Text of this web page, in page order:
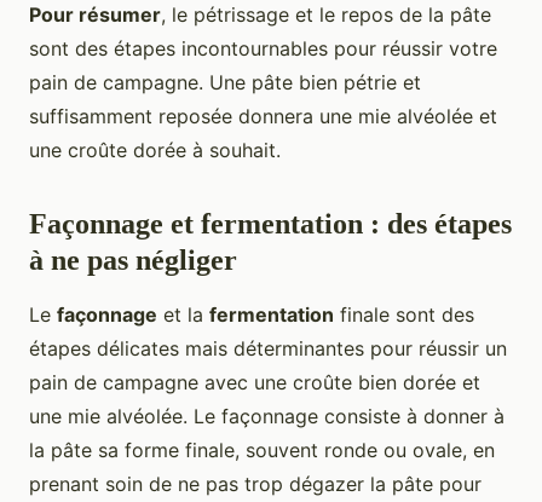
Pour résumer, le pétrissage et le repos de la pâte
sont des étapes incontournables pour réussir votre
pain de campagne. Une pâte bien pétrie et
suffisamment reposée donnera une mie alvéolée et
une croûte dorée à souhait.
Façonnage et fermentation : des étapes
à ne pas négliger
Le façonnage et la fermentation finale sont des
étapes délicates mais déterminantes pour réussir un
pain de campagne avec une croûte bien dorée et
une mie alvéolée. Le façonnage consiste à donner à
la pâte sa forme finale, souvent ronde ou ovale, en
prenant soin de ne pas trop dégazer la pâte pour